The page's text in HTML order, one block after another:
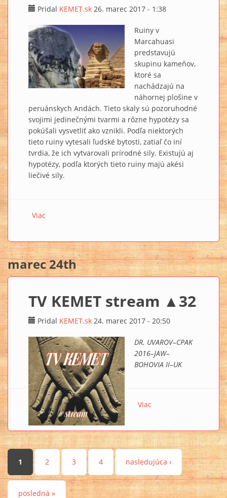
Pridal KEMET.sk 26. marec 2017 - 1:38
Ruiny v
Marcahuasi
predstavujú
skupinu kameňov,
ktoré sa
nachádzajú na
náhornej plošine v
peruánskych Andách. Tieto skaly sú pozoruhodné
svojimi jedinečnými tvarmi a rôzne hypotézy sa
pokúšali vysvetliť ako vznikli. Podľa niektorých
tieto ruiny vytesali ľudské bytosti, zatiaľ čo iní
tvrdia, že ich vytvarovali prírodné sily. Existujú aj
hypotézy, podľa ktorých tieto ruiny majú akési
liečivé sily.
Viac
marec 24th
TV KEMET stream ▲32
Pridal KEMET.sk 24. marec 2017 - 20:50
DR. UVAROV–CPAK
2016–JAW–
BOHOVIA II–UK
Viac
Stránky
1 2 3 4 nasledujúca ›
posledná »